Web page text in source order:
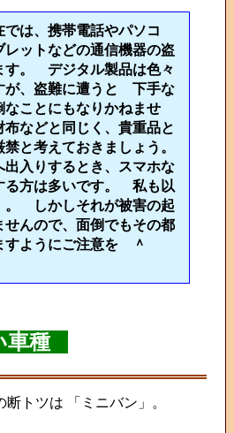
は、携帯電話やパソコ
レットなどの通信機器の盗
す。 デジタル製品は色々
が、盗難に遭うと 下手な
なことにもなりかねませ
などと同じく、貴重品と
と考えておきましょう。
出入りするとき、スマホな
る方は多いです。 私も以
。 しかしそれが被害の起
せんので、面倒でもその都
すようにご注意を ＾
車種
トツは 「ミニバン」。